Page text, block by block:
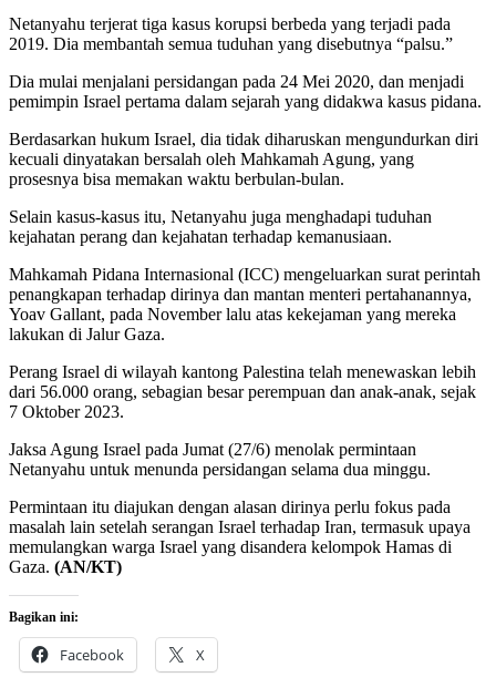
Netanyahu terjerat tiga kasus korupsi berbeda yang terjadi pada
2019. Dia membantah semua tuduhan yang disebutnya “palsu.”
Dia mulai menjalani persidangan pada 24 Mei 2020, dan menjadi
pemimpin Israel pertama dalam sejarah yang didakwa kasus pidana.
Berdasarkan hukum Israel, dia tidak diharuskan mengundurkan diri
kecuali dinyatakan bersalah oleh Mahkamah Agung, yang
prosesnya bisa memakan waktu berbulan-bulan.
Selain kasus-kasus itu, Netanyahu juga menghadapi tuduhan
kejahatan perang dan kejahatan terhadap kemanusiaan.
Mahkamah Pidana Internasional (ICC) mengeluarkan surat perintah
penangkapan terhadap dirinya dan mantan menteri pertahanannya,
Yoav Gallant, pada November lalu atas kekejaman yang mereka
lakukan di Jalur Gaza.
Perang Israel di wilayah kantong Palestina telah menewaskan lebih
dari 56.000 orang, sebagian besar perempuan dan anak-anak, sejak
7 Oktober 2023.
Jaksa Agung Israel pada Jumat (27/6) menolak permintaan
Netanyahu untuk menunda persidangan selama dua minggu.
Permintaan itu diajukan dengan alasan dirinya perlu fokus pada
masalah lain setelah serangan Israel terhadap Iran, termasuk upaya
memulangkan warga Israel yang disandera kelompok Hamas di
Gaza. (AN/KT)
Bagikan ini:
Facebook X